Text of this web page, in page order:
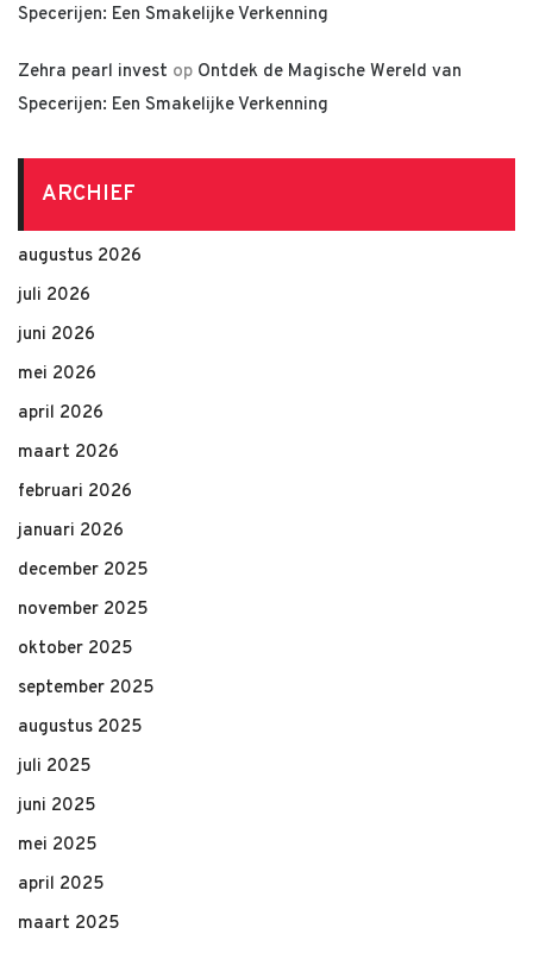
Specerijen: Een Smakelijke Verkenning
Zehra pearl invest op Ontdek de Magische Wereld van
Specerijen: Een Smakelijke Verkenning
ARCHIEF
augustus 2026
juli 2026
juni 2026
mei 2026
april 2026
maart 2026
februari 2026
januari 2026
december 2025
november 2025
oktober 2025
september 2025
augustus 2025
juli 2025
juni 2025
mei 2025
april 2025
maart 2025